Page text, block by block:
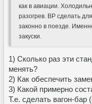
как в авиации.
разогрев. ВР сделать
законно в поезде.
закуски.
1) Сколько раз эти
менять?
2) Как обеспечить
3) Какой примерно
Т.е. сделать вагон-